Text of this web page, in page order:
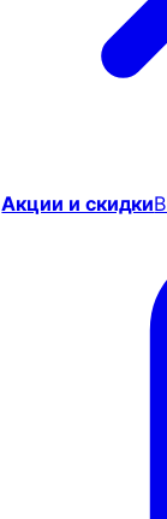
Акции и скидки